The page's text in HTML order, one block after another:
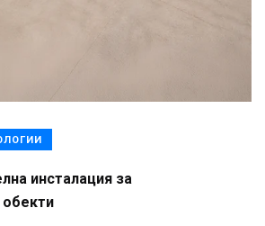
инсталация за
обекти